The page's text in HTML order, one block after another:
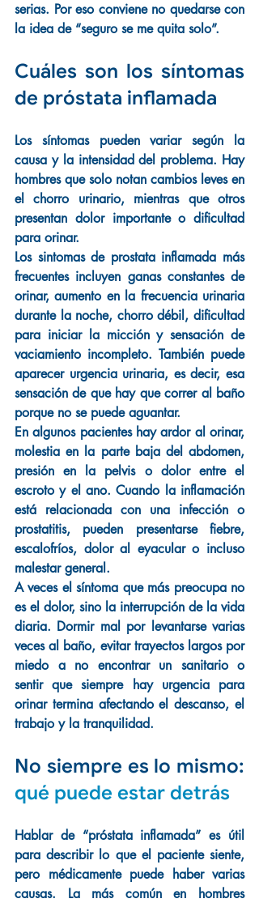
serias. Por eso conviene no quedarse con
la idea de “seguro se me quita solo”.
Cuáles son los síntomas
de próstata inflamada
Los síntomas pueden variar según la
causa y la intensidad del problema. Hay
hombres que solo notan cambios leves en
el chorro urinario, mientras que otros
presentan dolor importante o dificultad
para orinar.
Los sintomas de prostata inflamada más
frecuentes incluyen ganas constantes de
orinar, aumento en la frecuencia urinaria
durante la noche, chorro débil, dificultad
para iniciar la micción y sensación de
vaciamiento incompleto. También puede
aparecer urgencia urinaria, es decir, esa
sensación de que hay que correr al baño
porque no se puede aguantar.
En algunos pacientes hay ardor al orinar,
molestia en la parte baja del abdomen,
presión en la pelvis o dolor entre el
escroto y el ano. Cuando la inflamación
está relacionada con una infección o
prostatitis, pueden presentarse fiebre,
escalofríos, dolor al eyacular o incluso
malestar general.
A veces el síntoma que más preocupa no
es el dolor, sino la interrupción de la vida
diaria. Dormir mal por levantarse varias
veces al baño, evitar trayectos largos por
miedo a no encontrar un sanitario o
sentir que siempre hay urgencia para
orinar termina afectando el descanso, el
trabajo y la tranquilidad.
qué puede estar detrás
Hablar de “próstata inflamada” es útil
para describir lo que el paciente siente,
pero médicamente puede haber varias
causas. La más común en hombres